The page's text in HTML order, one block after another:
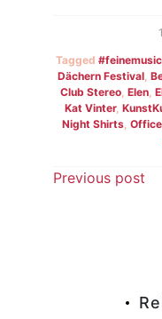
Tagged #feinemusic
Dächern Festival,
Club Stereo, Elen,
Kat Vinter,
Night Shirts,
Previous post